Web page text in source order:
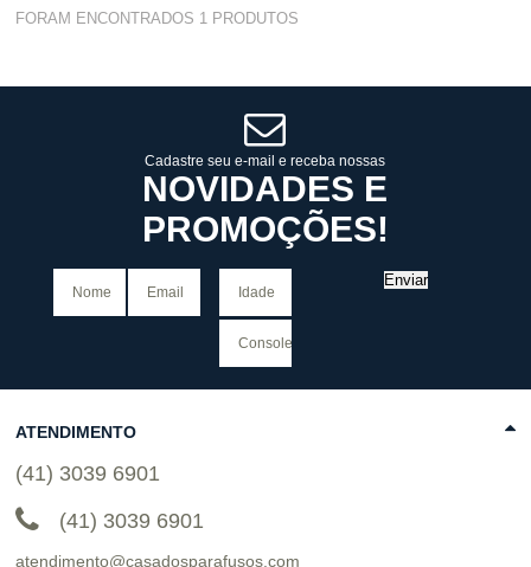
Varejo: R$ 4.050,70
10 x de R$ 255,09
FORAM ENCONTRADOS 1 PRODUTOS
Cadastre seu e-mail e receba nossas
NOVIDADES E
PROMOÇÕES!
Enviar
ATENDIMENTO
(41) 3039 6901
(41) 3039 6901
atendimento@casadosparafusos.com